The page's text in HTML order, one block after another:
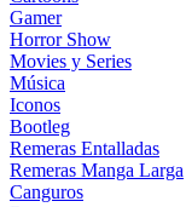
Gamer
Horror Show
Movies y Series
Música
Iconos
Bootleg
Remeras Entalladas
Remeras Manga Larga
Canguros